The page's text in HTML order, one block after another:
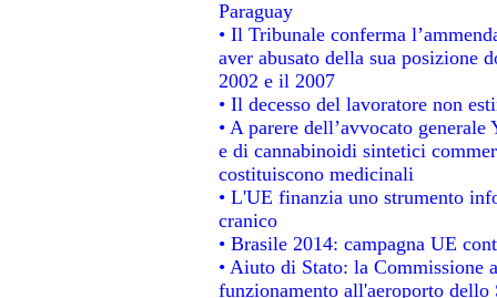
Paraguay
• Il Tribunale conferma
aver abusato della sua posizione
2002 e il 2007
• Il decesso del lavoratore non
• A parere dell’avvocato
e di cannabinoidi sintetici
costituiscono medicinali
• L'UE finanzia uno strumento
cranico
• Brasile 2014: campagna UE
• Aiuto di Stato: la Commissione
funzionamento all'aeroporto